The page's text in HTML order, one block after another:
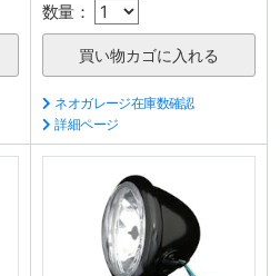
数量：
ネオガレージ在庫数確認
詳細ページ